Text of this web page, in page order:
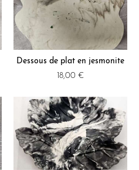
Dessous de plat en jesmonite
18,00 €